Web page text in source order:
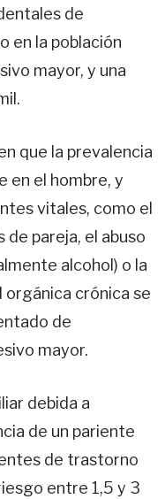
de
en la población
mayor, y una
que la prevalencia
en el hombre, y
vitales, como el
de pareja, el abuso
alcohol) o la
crónica se
de
mayor.
debida a
de un pariente
de trastorno
entre 1,5 y 3